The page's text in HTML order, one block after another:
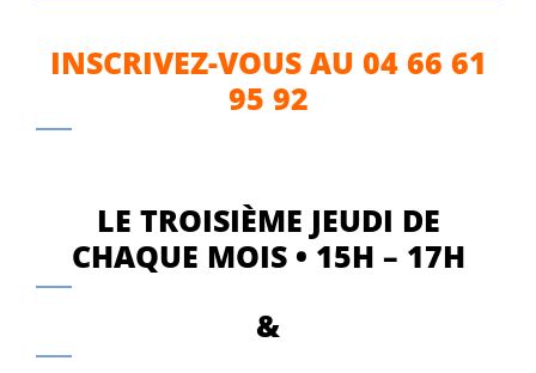
INSCRIVEZ-VOUS AU 04 66 61
95 92
LE TROISIÈME JEUDI DE
CHAQUE MOIS • 15H – 17H
&